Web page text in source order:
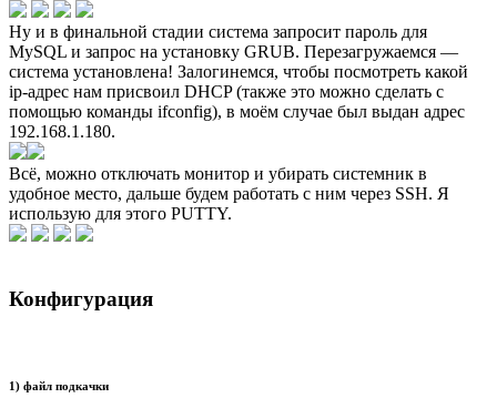
Ну и в финальной стадии система запросит пароль для
MySQL и запрос на установку GRUB. Перезагружаемся —
система установлена! Залогинемся, чтобы посмотреть какой
ip-адрес нам присвоил DHCP (также это можно сделать с
помощью команды ifconfig), в моём случае был выдан адрес
192.168.1.180.
Всё, можно отключать монитор и убирать системник в
удобное место, дальше будем работать с ним через SSH. Я
использую для этого PUTTY.
Конфигурация
1) файл подкачки